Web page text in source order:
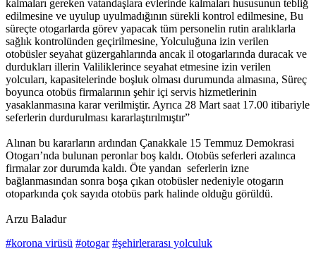
kalmaları gereken vatandaşlara evlerinde kalmaları hususunun tebliğ
edilmesine ve uyulup uyulmadığının sürekli kontrol edilmesine, Bu
süreçte otogarlarda görev yapacak tüm personelin rutin aralıklarla
sağlık kontrolünden geçirilmesine, Yolculuğuna izin verilen
otobüsler seyahat güzergahlarında ancak il otogarlarında duracak ve
durdukları illerin Valiliklerince seyahat etmesine izin verilen
yolcuları, kapasitelerinde boşluk olması durumunda almasına, Süreç
boyunca otobüs firmalarının şehir içi servis hizmetlerinin
yasaklanmasına karar verilmiştir. Ayrıca 28 Mart saat 17.00 itibariyle
seferlerin durdurulması kararlaştırılmıştır”
Alınan bu kararların ardından Çanakkale 15 Temmuz Demokrasi
Otogarı’nda bulunan peronlar boş kaldı. Otobüs seferleri azalınca
firmalar zor durumda kaldı. Öte yandan seferlerin izne
bağlanmasından sonra boşa çıkan otobüsler nedeniyle otogarın
otoparkında çok sayıda otobüs park halinde olduğu görüldü.
Arzu Baladur
#korona virüsü #otogar #şehirlerarası yolculuk